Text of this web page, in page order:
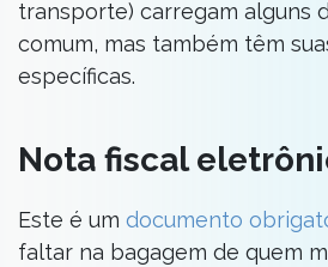
transporte) carregam alguns
comum, mas também têm
específicas.
Nota fiscal
Este é um documento
faltar na bagagem de quem